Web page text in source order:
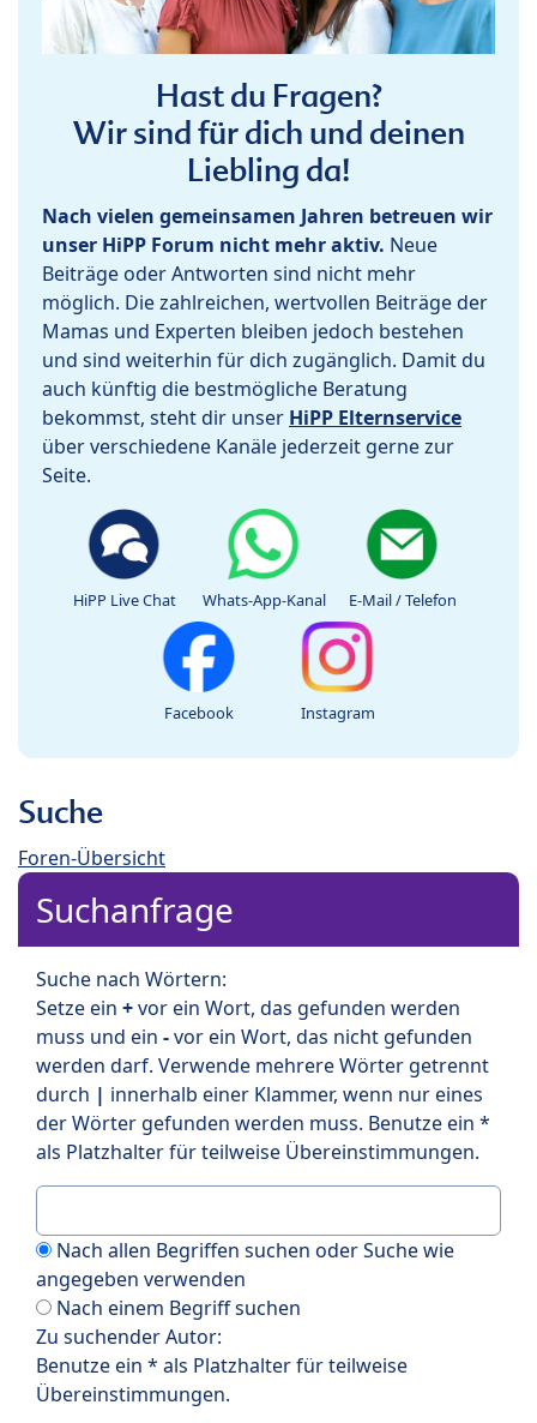
Hast du Fragen?
Wir sind für dich und deinen
Liebling da!
Nach vielen gemeinsamen Jahren betreuen wir
unser HiPP Forum nicht mehr aktiv. Neue
Beiträge oder Antworten sind nicht mehr
möglich. Die zahlreichen, wertvollen Beiträge der
Mamas und Experten bleiben jedoch bestehen
und sind weiterhin für dich zugänglich. Damit du
auch künftig die bestmögliche Beratung
bekommst, steht dir unser HiPP Elternservice
über verschiedene Kanäle jederzeit gerne zur
Seite.
HiPP Live Chat Whats-App-Kanal E-Mail / Telefon
Facebook Instagram
Suche
Foren-Übersicht
Suchanfrage
Suche nach Wörtern:
Setze ein +vor ein Wort, das gefunden werden
muss und ein -vor ein Wort, das nicht gefunden
werden darf. Verwende mehrere Wörter getrennt
durch | innerhalb einer Klammer, wenn nur eines
der Wörter gefunden werden muss. Benutze ein *
als Platzhalter für teilweise Übereinstimmungen.
Nach allen Begriffen suchen oder Suche wie
angegeben verwenden
Nach einem Begriff suchen
Zu suchender Autor:
Benutze ein * als Platzhalter für teilweise
Übereinstimmungen.